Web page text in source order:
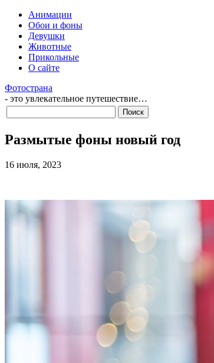
Анимации
Обои и фоны
Девушки
Животные
Прикольные
О сайте
Фотострана
- это увлекательное путешествие…
Размытые фоны новый год
16 июля, 2023